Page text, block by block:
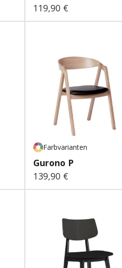
Regulärer Preis:
119,90 €
Farbvarianten
Gurono P
Regulärer Preis:
139,90 €